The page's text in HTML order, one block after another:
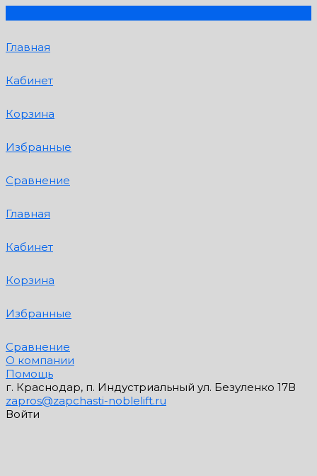
Главная
Кабинет
Корзина
Избранные
Сравнение
Главная
Кабинет
Корзина
Избранные
Сравнение
О компании
Помощь
г. Краснодар, п. Индустриальный ул. Безуленко 17В
zapros@zapchasti-noblelift.ru
Войти